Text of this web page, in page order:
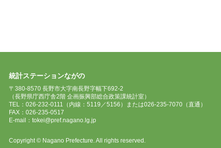
統計ステーションながの
〒380-8570 長野市大字南長野字幅下692-2
（長野県庁西庁舎2階 企画振興部総合政策課統計室）
TEL：026-232-0111（内線：5119／5156）または026-235-7070（直通）
FAX：026-235-0517
E-mail：tokei@pref.nagano.lg.jp
Copyright © Nagano Prefecture. All rights reserved.